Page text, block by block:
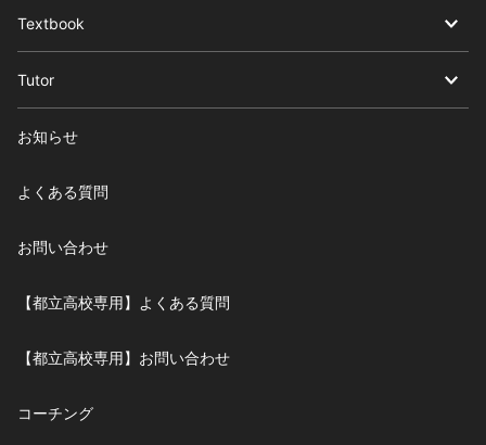
Textbook
Tutor
お知らせ
よくある質問
お問い合わせ
【都立高校専用】よくある質問
【都立高校専用】お問い合わせ
コーチング